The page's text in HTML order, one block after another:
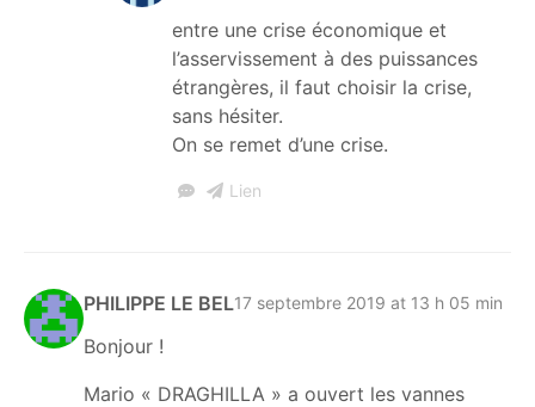
entre une crise économique et
l’asservissement à des puissances
étrangères, il faut choisir la crise,
sans hésiter.
On se remet d’une crise.
Lien
PHILIPPE LE BEL17 septembre 2019 at 13 h 05 min
Bonjour !
Mario « DRAGHILLA » a ouvert les vannes